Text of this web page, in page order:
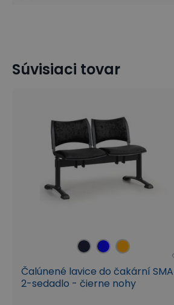
Súvisiaci tovar
Čalúnené lavice do čakární
2-sedadlo - čierne nohy